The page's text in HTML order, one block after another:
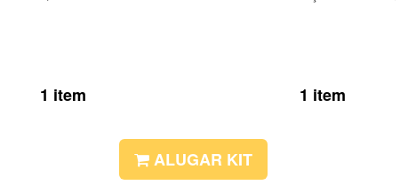
1 item 1 item
ALUGAR KIT